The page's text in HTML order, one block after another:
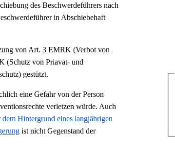
des Beschwerdeführers nach
in Abschiebehaft
von Art. 3 EMRK (Verbot von
(Schutz von Priavat- und
gestützt.
eine Gefahr von der Person
verletzen würde. Auch
Hintergrund eines langjährigen
ist nicht Gegenstand der